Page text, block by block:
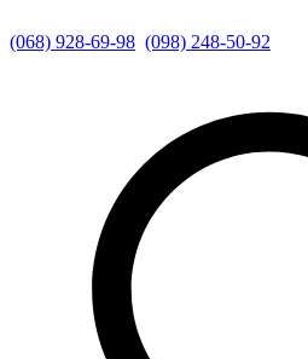
(068) 928-69-98 (098) 248-50-92